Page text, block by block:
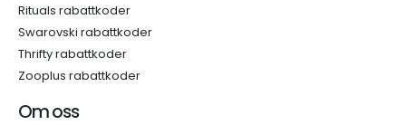
Rituals rabattkoder
Swarovski rabattkoder
Thrifty rabattkoder
Zooplus rabattkoder
Om oss